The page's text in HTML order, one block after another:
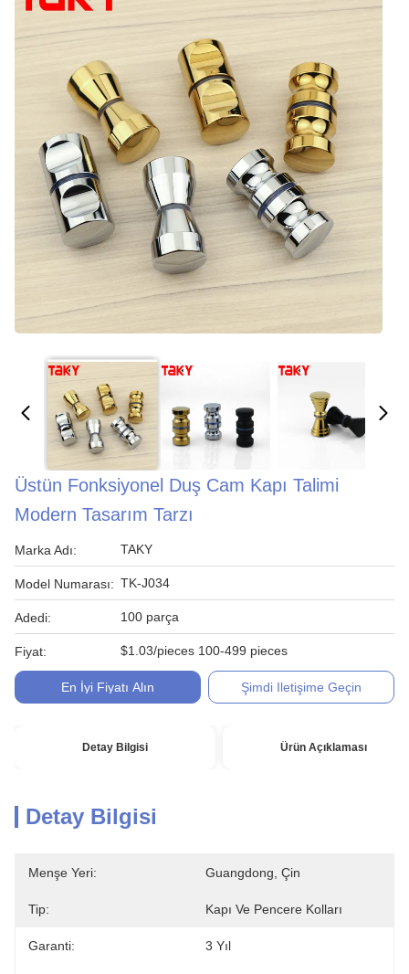
Üstün Fonksiyonel Duş Cam Kapı Talimi
Modern Tasarım Tarzı
Marka Adı: TAKY
Model Numarası: TK-J034
Adedi: 100 parça
Fiyat: $1.03/pieces 100-499 pieces
En İyi Fiyatı Alın Şimdi Iletişime Geçin
Detay Bilgisi Ürün Açıklaması
Detay Bilgisi
Menşe Yeri: Guangdong, Çin
Tip: Kapı Ve Pencere Kolları
Garanti: 3 Yıl